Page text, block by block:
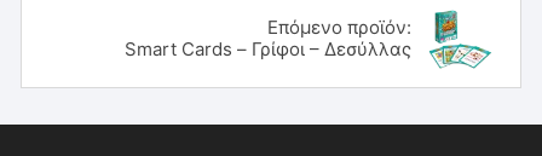
Επόμενο προϊόν:
Smart Cards – Γρίφοι – Δεσύλλας